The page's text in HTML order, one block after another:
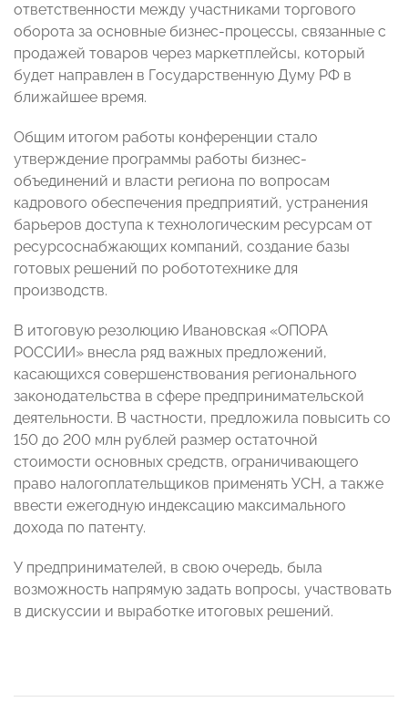
ответственности между участниками торгового
оборота за основные бизнес-процессы, связанные с
продажей товаров через маркетплейсы, который
будет направлен в Государственную Думу РФ в
ближайшее время.
Общим итогом работы конференции стало
утверждение программы работы бизнес-
объединений и власти региона по вопросам
кадрового обеспечения предприятий, устранения
барьеров доступа к технологическим ресурсам от
ресурсоснабжающих компаний, создание базы
готовых решений по робототехнике для
производств.
В итоговую резолюцию Ивановская «ОПОРА
РОССИИ» внесла ряд важных предложений,
касающихся совершенствования регионального
законодательства в сфере предпринимательской
деятельности. В частности, предложила повысить со
150 до 200 млн рублей размер остаточной
стоимости основных средств, ограничивающего
право налогоплательщиков применять УСН, а также
ввести ежегодную индексацию максимального
дохода по патенту.
У предпринимателей, в свою очередь, была
возможность напрямую задать вопросы, участвовать
в дискуссии и выработке итоговых решений.